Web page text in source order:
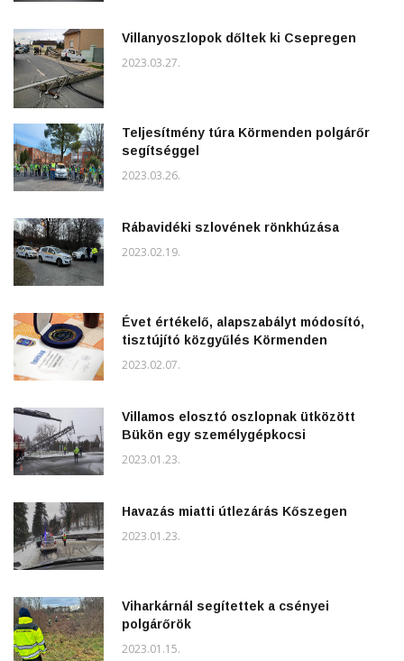
Villanyoszlopok dőltek ki Csepregen
2023.03.27.
Teljesítmény túra Körmenden polgárőr
segítséggel
2023.03.26.
Rábavidéki szlovének rönkhúzása
2023.02.19.
Évet értékelő, alapszabályt módosító,
tisztújító közgyűlés Körmenden
2023.02.07.
Villamos elosztó oszlopnak ütközött
Bükön egy személygépkocsi
2023.01.23.
Havazás miatti útlezárás Kőszegen
2023.01.23.
Viharkárnál segítettek a csényei
polgárőrök
2023.01.15.